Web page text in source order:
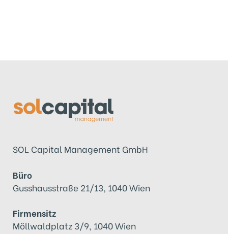
SOL Capital Management GmbH
Büro
Gusshausstraße 21/13, 1040 Wien
Firmensitz
Möllwaldplatz 3/9, 1040 Wien